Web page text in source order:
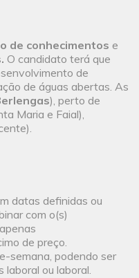
de conhecimentos e
O candidato terá que
de
de águas abertas. As
), perto de
Maria e Faial),
datas definidas ou
com o(s)
de preço.
semana, podendo ser
laboral ou laboral.